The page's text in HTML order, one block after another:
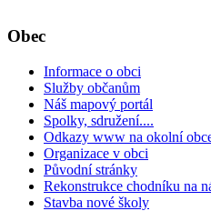
Obec
Informace o obci
Služby občanům
Náš mapový portál
Spolky, sdružení....
Odkazy www na okolní
Organizace v obci
Původní stránky
Rekonstrukce chodníku na
Stavba nové školy